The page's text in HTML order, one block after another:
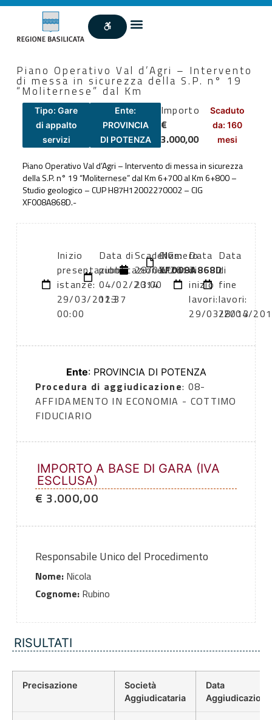
Piano Operativo Val d’Agri – Intervento
di messa in sicurezza della S.P. n° 19
“Moliternese” dal Km
Tipo: Gare
di appalto
servizi
Ente:
PROVINCIA
DI POTENZA
Importo
€
3.000,00
Scaduto
da: 160
mesi
Piano Operativo Val d’Agri – Intervento di messa in sicurezza
della S.P. n° 19 “Moliternese” dal Km 6+700 al Km 6+800 –
Studio geologico – CUP H87H12002270002 – CIG
XF008A868D.-
Inizio
presentazione
istanze:
29/03/2013
00:00
Data di
pubblicazione:
04/02/2014
12:37
Scadenza:
28/03/2013
23:00
Numero
atto:
CIG:
XF008A868D
Data
di
inizio
lavori:
29/03/2013
Data
di
fine
lavori:
28/04/
Ente: PROVINCIA DI POTENZA
Procedura di aggiudicazione: 08-
AFFIDAMENTO IN ECONOMIA - COTTIMO
FIDUCIARIO
IMPORTO A BASE DI GARA (IVA
ESCLUSA)
€ 3.000,00
Responsabile Unico del Procedimento
Nome:Nicola
Cognome:Rubino
RISULTATI
Precisazione
Società
Aggiudicataria
Data
Aggiudicazione